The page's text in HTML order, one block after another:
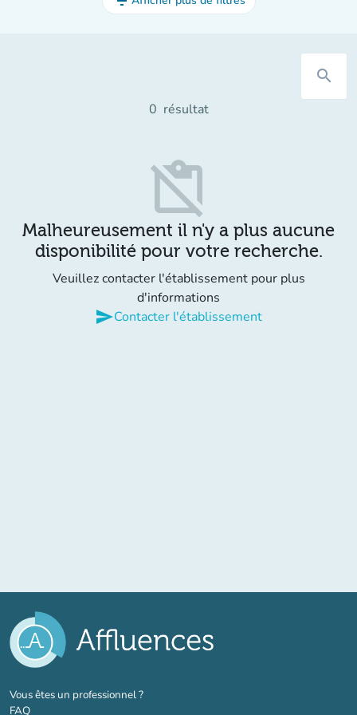
search
0 résultat
content_paste_off
Malheureusement il n'y a plus aucune
disponibilité pour votre recherche.
Veuillez contacter l'établissement pour plus
d'informations
sendContacter l'établissement
Vous êtes un professionnel ?(nouvel onglet)
FAQ